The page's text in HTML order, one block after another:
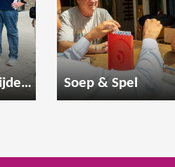
Geniet van de zomer tijdens een gezellige wandeling Soep & Spel